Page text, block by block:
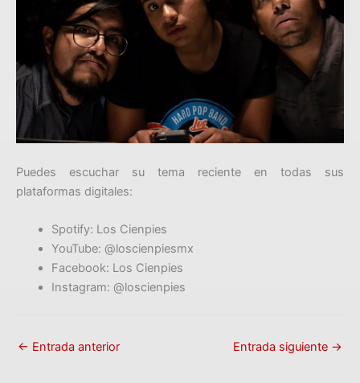
Puedes escuchar su tema reciente en todas sus
plataformas digitales:
Spotify: Los Cienpies
YouTube: @loscienpiesmx
Facebook: Los Cienpies
Instagram: @loscienpies
← Entrada anterior Entrada siguiente →